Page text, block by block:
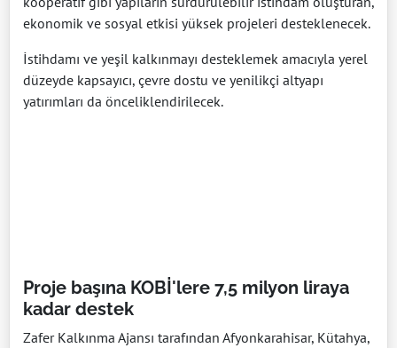
ekonomik ve sosyal etkisi yüksek projeleri desteklenecek.
İstihdamı ve yeşil kalkınmayı desteklemek amacıyla yerel
düzeyde kapsayıcı, çevre dostu ve yenilikçi altyapı
yatırımları da önceliklendirilecek.
Proje başına KOBİ'lere 7,5 milyon liraya
kadar destek
Zafer Kalkınma Ajansı tarafından Afyonkarahisar, Kütahya,